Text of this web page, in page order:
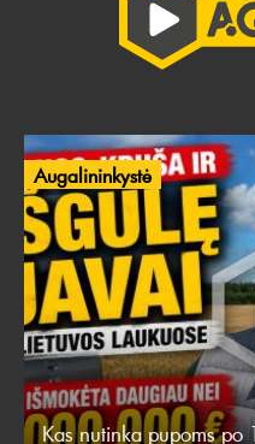
Augalininkystė
Kas nutinka pupoms po